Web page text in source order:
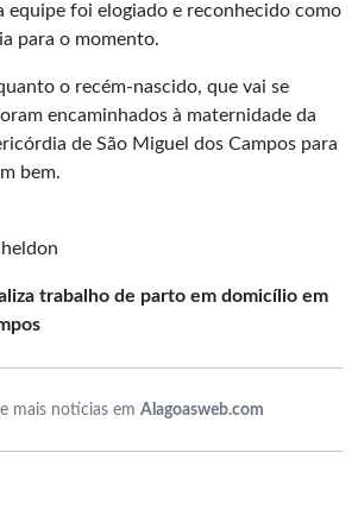
equipe foi elogiado e reconhecido como
para o momento.
o recém-nascido, que vai se
encaminhados à maternidade da
de São Miguel dos Campos para
bem.
trabalho de parto em domicílio em
mais notícias em Alagoasweb.com